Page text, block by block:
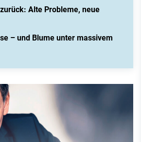
Alte Probleme, neue
– und Blume unter massivem